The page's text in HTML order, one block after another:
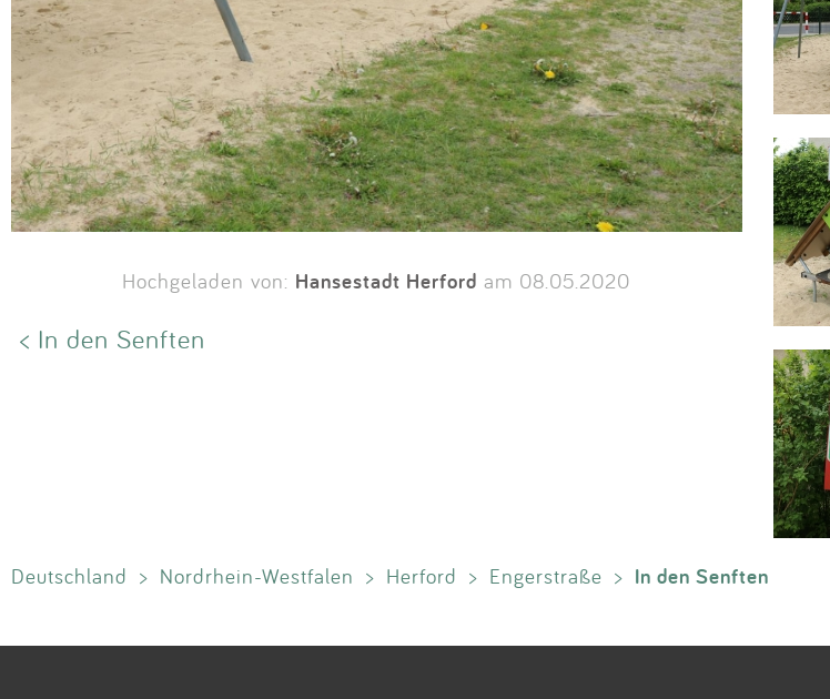
Hochgeladen von: Hansestadt Herford am 08.05.2020
< In den Senften
Deutschland > Nordrhein-Westfalen > Herford > Engerstraße > In den Senften